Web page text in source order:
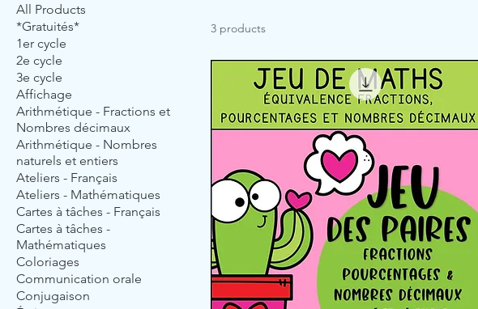
All Products
*Gratuités*
1er cycle
2e cycle
3e cycle
Affichage
Arithmétique - Fractions et
Nombres décimaux
Arithmétique - Nombres
naturels et entiers
Ateliers - Français
Ateliers - Mathématiques
Cartes à tâches - Français
Cartes à tâches -
Mathématiques
Coloriages
Communication orale
Conjugaison
3 products